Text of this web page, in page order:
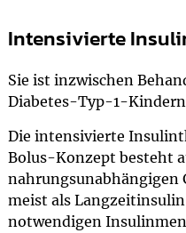
Intensivierte
Sie ist inzwischen
Diabetes-Typ-1-
Die intensivierte
Bolus-Konzept besteht
nahrungsunabhängigen
meist als
notwendigen